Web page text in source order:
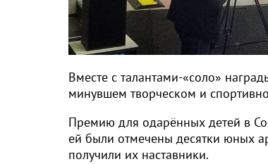
Вместе с талантами-«соло»
минувшем творческом и
Премию для одарённых детей в
ей были отмечены десятки юных
получили их наставники.